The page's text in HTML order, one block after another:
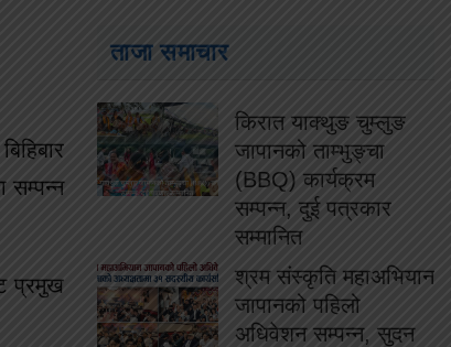
सम्पन्न
प्रमुख
ताजा समाचार
किरात याक्थुङ चुम्लुङ
जापानको ताम्भुङ्चा
(BBQ) कार्यक्रम
सम्पन्न, दुई पत्रकार
सम्मानित
श्रम संस्कृति महाअभियान
जापानको पहिलो
अधिवेशन सम्पन्न, सुदन